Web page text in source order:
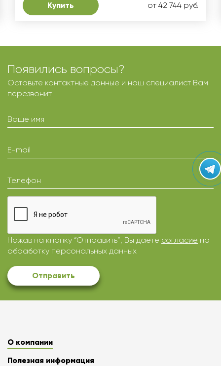
Купить от 42 744 руб.
Появились вопросы?
Оставьте контактные данные и наш специалист Вам
перезвонит
Ваше имя
E-mail
Телефон
Нажав на кнопку “Отправить”, Вы даете согласие на
обработку персональных данных
Отправить
О компании
Полезная информация